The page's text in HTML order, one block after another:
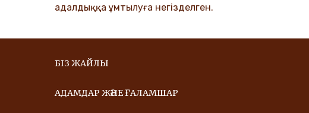
адалдыққа ұмтылуға негізделген.
БІЗ ЖАЙЛЫ
АДАМДАР ЖӘНЕ ҒАЛАМШАР